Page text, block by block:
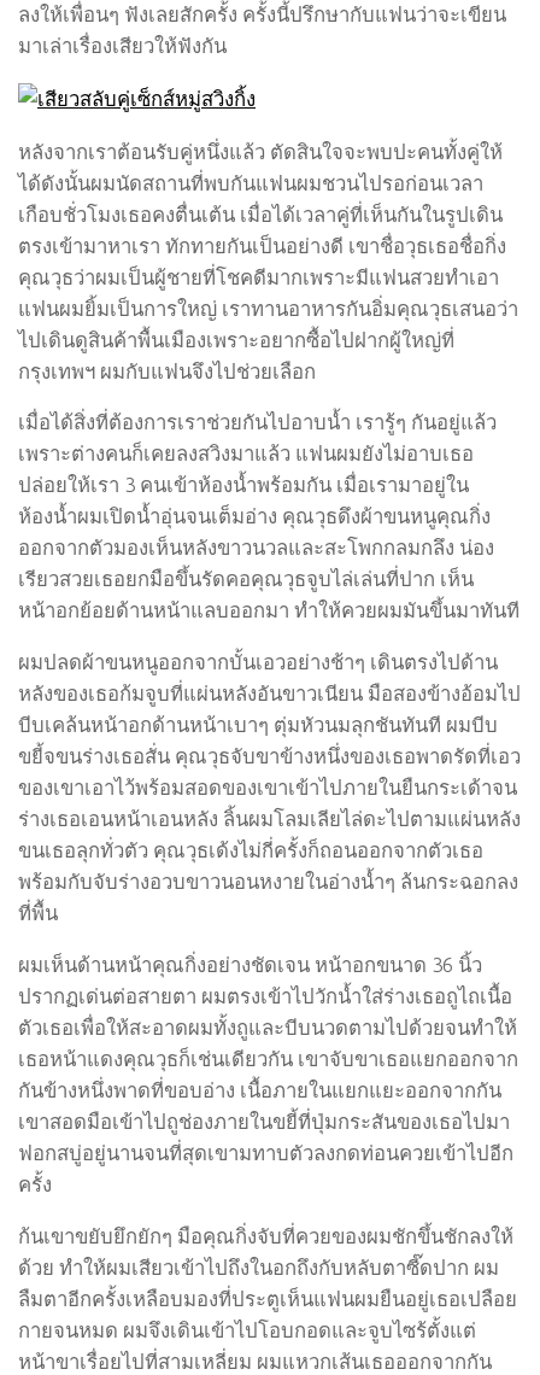
ลงให้เพื่อนๆ ฟังเลยสักครั้ง ครั้งนี้ปรึกษากับแฟนว่าจะเขียน
มาเล่าเรื่องเสียวให้ฟังกัน
หลังจากเราต้อนรับคู่หนึ่งแล้ว ตัดสินใจจะพบปะคนทั้งคู่ให้
ได้ดังนั้นผมนัดสถานที่พบกันแฟนผมชวนไปรอก่อนเวลา
เกือบชั่วโมงเธอคงตื่นเต้น เมื่อได้เวลาคู่ที่เห็นกันในรูปเดิน
ตรงเข้ามาหาเรา ทักทายกันเป็นอย่างดี เขาชื่อวุธเธอชื่อกิ่ง
คุณวุธว่าผมเป็นผู้ชายที่โชคดีมากเพราะมีแฟนสวยทำเอา
แฟนผมยิ้มเป็นการใหญ่ เราทานอาหารกันอิ่มคุณวุธเสนอว่า
ไปเดินดูสินค้าพื้นเมืองเพราะอยากซื้อไปฝากผู้ใหญ่ที่
กรุงเทพฯ ผมกับแฟนจึงไปช่วยเลือก
เมื่อได้สิ่งที่ต้องการเราช่วยกันไปอาบน้ำ เรารู้ๆ กันอยู่แล้ว
เพราะต่างคนก็เคยลงสวิงมาแล้ว แฟนผมยังไม่อาบเธอ
ปล่อยให้เรา 3 คนเข้าห้องน้ำพร้อมกัน เมื่อเรามาอยู่ใน
ห้องน้ำผมเปิดน้ำอุ่นจนเต็มอ่าง คุณวุธดึงผ้าขนหนูคุณกิ่ง
ออกจากตัวมองเห็นหลังขาวนวลและสะโพกกลมกลึง น่อง
เรียวสวยเธอยกมือขึ้นรัดคอคุณวุธจูบไล่เล่นที่ปาก เห็น
หน้าอกย้อยด้านหน้าแลบออกมา ทำให้ควยผมมันขึ้นมาทันที
ผมปลดผ้าขนหนูออกจากบั้นเอวอย่างช้าๆ เดินตรงไปด้าน
หลังของเธอก้มจูบที่แผ่นหลังอันขาวเนียน มือสองข้างอ้อมไป
บีบเคล้นหน้าอกด้านหน้าเบาๆ ตุ่มหัวนมลุกชันทันที ผมบีบ
ขยี้จขนร่างเธอสั่น คุณวุธจับขาข้างหนึ่งของเธอพาดรัดที่เอว
ของเขาเอาไว้พร้อมสอดของเขาเข้าไปภายในยืนกระเด้าจน
ร่างเธอเอนหน้าเอนหลัง ลิ้นผมโลมเลียไล่ดะไปตามแผ่นหลัง
ขนเธอลุกทั่วตัว คุณวุธเด้งไม่กี่ครั้งก็ถอนออกจากตัวเธอ
พร้อมกับจับร่างอวบขาวนอนหงายในอ่างน้ำๆ ล้นกระฉอกลง
ที่พื้น
ผมเห็นด้านหน้าคุณกิ่งอย่างชัดเจน หน้าอกขนาด 36 นิ้ว
ปรากฏเด่นต่อสายตา ผมตรงเข้าไปวักน้ำใส่ร่างเธอถูไถเนื้อ
ตัวเธอเพื่อให้สะอาดผมทั้งถูและบีบนวดตามไปด้วยจนทำให้
เธอหน้าแดงคุณวุธก็เช่นเดียวกัน เขาจับขาเธอแยกออกจาก
กันข้างหนึ่งพาดที่ขอบอ่าง เนื้อภายในแยกแยะออกจากกัน
เขาสอดมือเข้าไปถูช่องภายในขยี้ที่ปุ่มกระสันของเธอไปมา
ฟอกสบู่อยู่นานจนที่สุดเขามทาบตัวลงกดท่อนควยเข้าไปอีก
ครั้ง
ก้นเขาขยับยึกยักๆ มือคุณกิ่งจับที่ควยของผมชักขึ้นชักลงให้
ด้วย ทำให้ผมเสียวเข้าไปถึงในอกถึงกับหลับตาซี๊ดปาก ผม
ลืมตาอีกครั้งเหลือบมองที่ประตูเห็นแฟนผมยืนอยู่เธอเปลือย
กายจนหมด ผมจึงเดินเข้าไปโอบกอดและจูบไซร้ตั้งแต่
หน้าขาเรื่อยไปที่สามเหลี่ยม ผมแหวกเส้นเธอออกจากกัน